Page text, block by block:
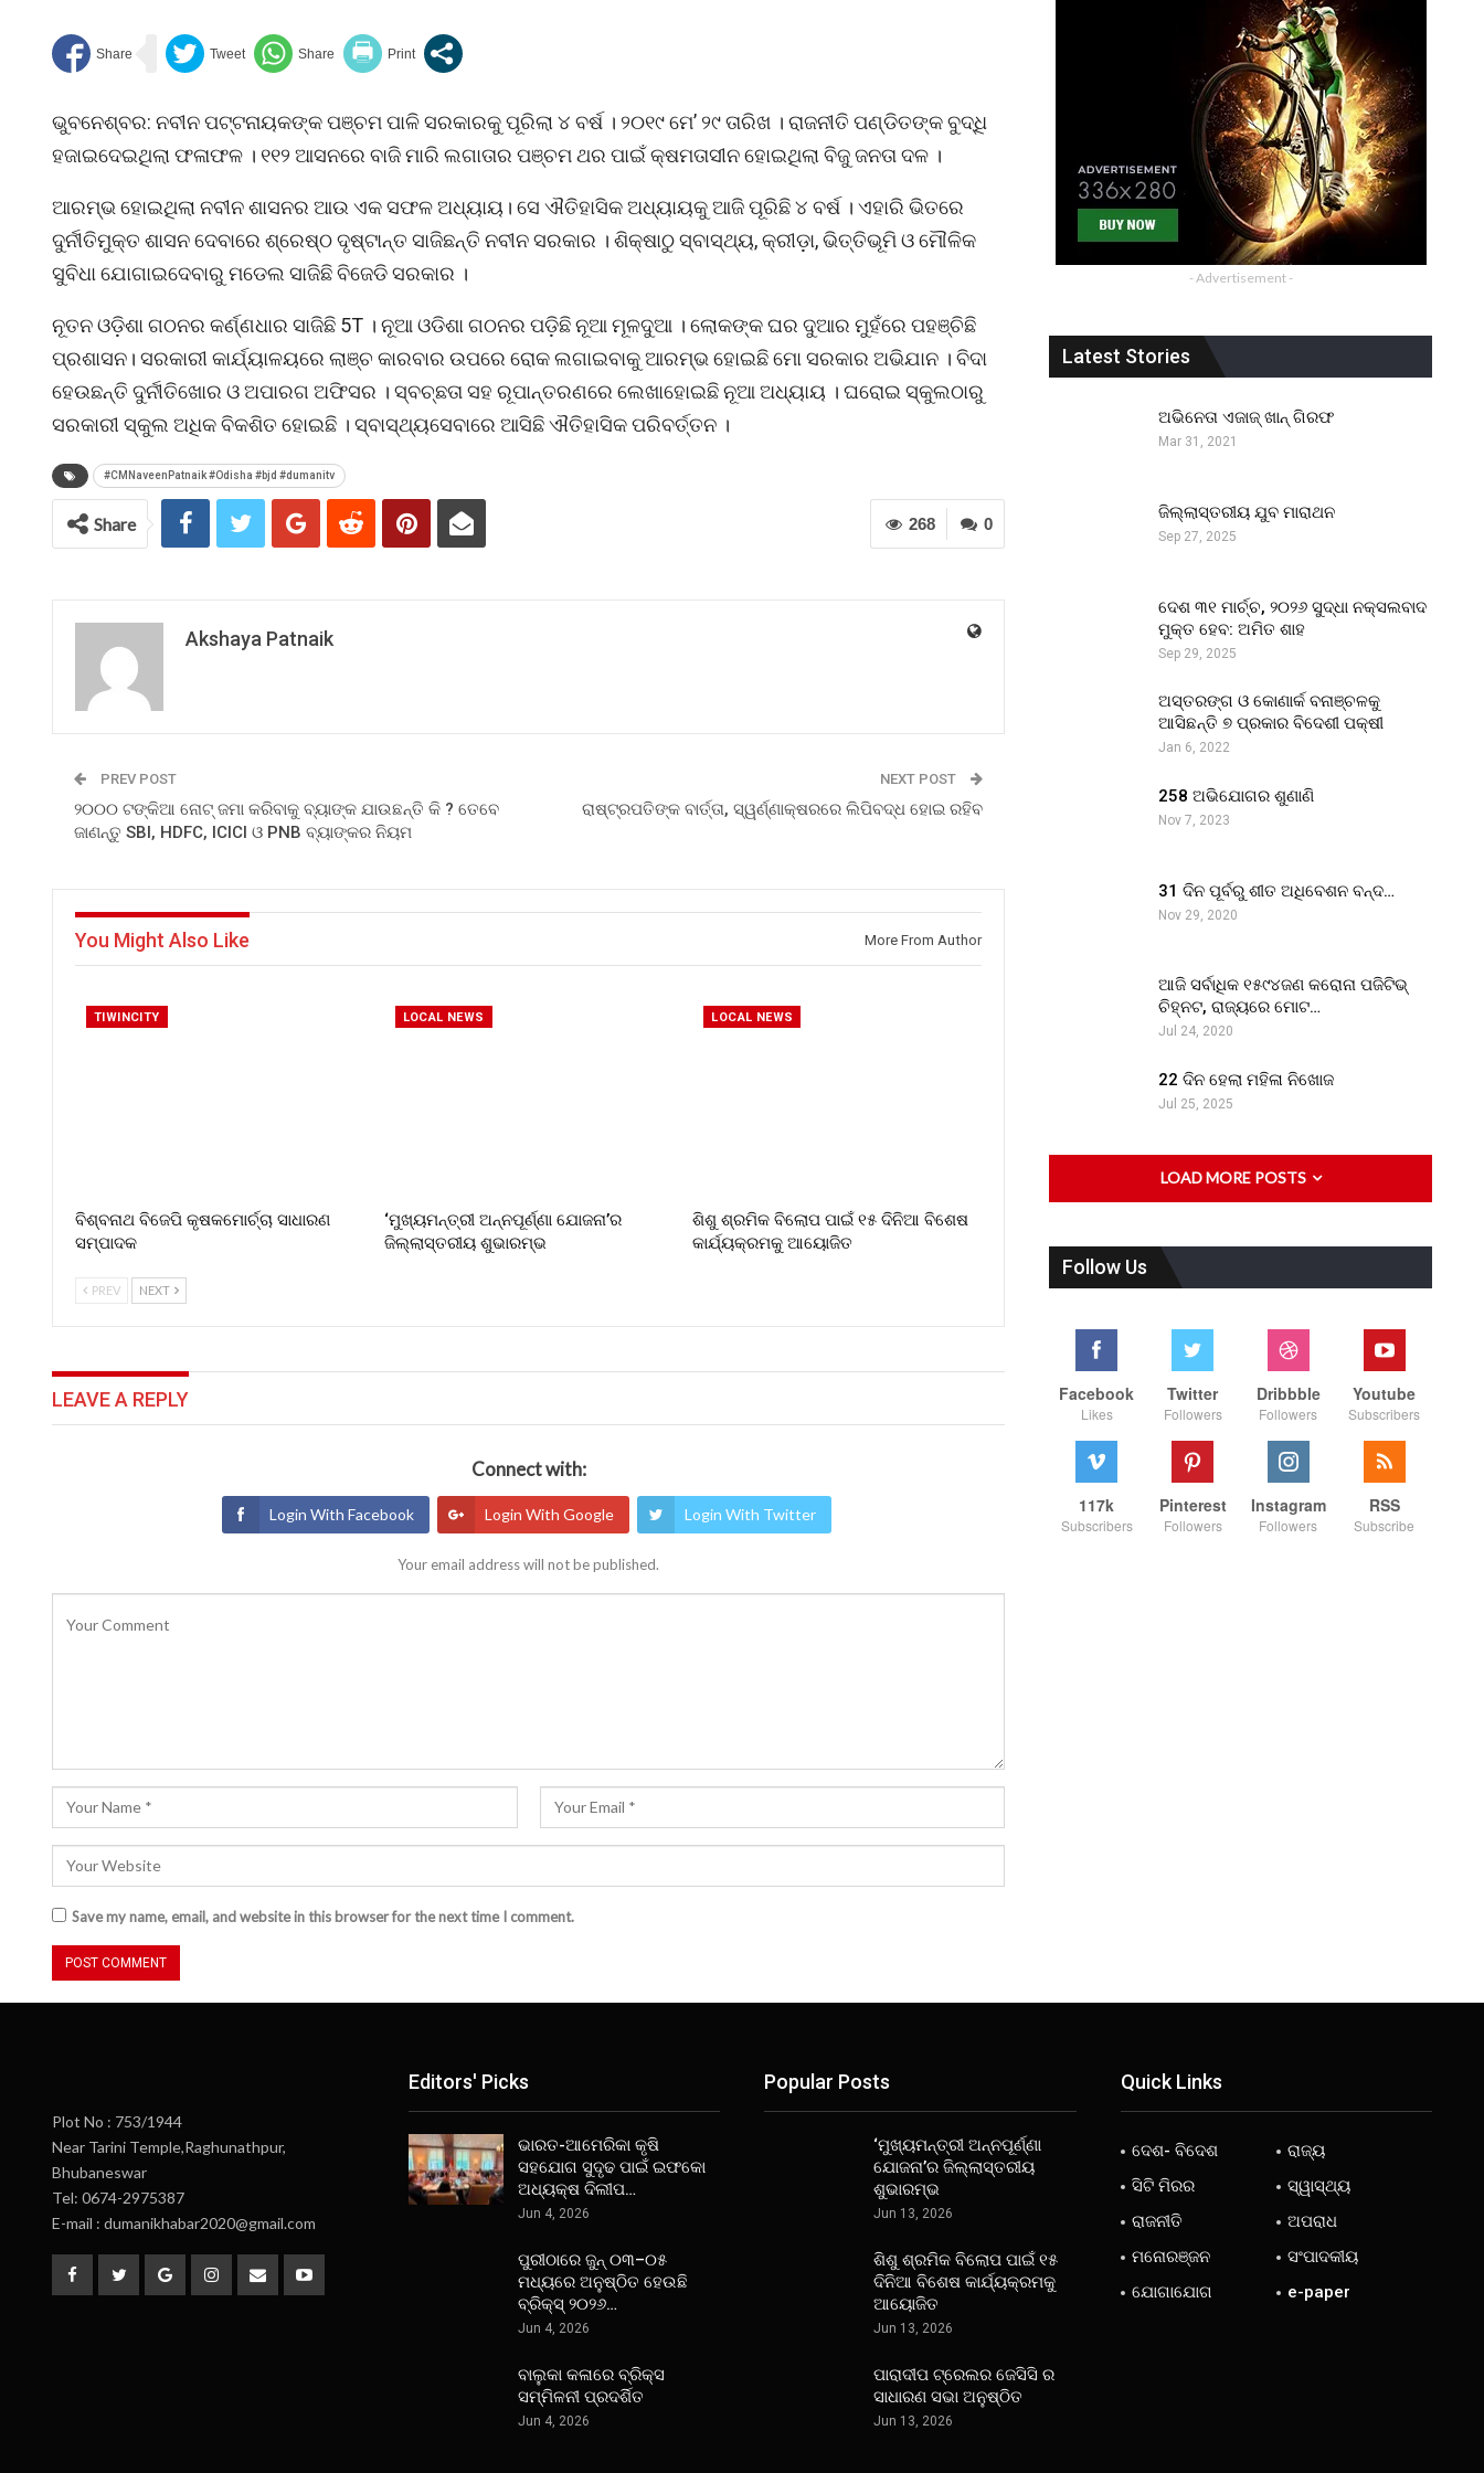
ଭୁବନେଶ୍ବର: ନବୀନ ପଟ୍ଟନାୟକଙ୍କ ପଞ୍ଚମ ପାଳି ସରକାରକୁ ପୂରିଲା ୪ ବର୍ଷ । ୨୦୧୯ ମେ’ ୨୯ ତାରିଖ । ରାଜନୀତି ପଣ୍ଡିତଙ୍କ ବୁଦ୍ଧି
ହଜାଇଦେଇଥିଲା ଫଳାଫଳ । ୧୧୨ ଆସନରେ ବାଜି ମାରି ଲଗାତାର ପଞ୍ଚମ ଥର ପାଇଁ କ୍ଷମତାସୀନ ହୋଇଥିଲା ବିଜୁ ଜନତା ଦଳ ।
ଆରମ୍ଭ ହୋଇଥିଲା ନବୀନ ଶାସନର ଆଉ ଏକ ସଫଳ ଅଧ୍ୟାୟ। ସେ ଐତିହାସିକ ଅଧ୍ୟାୟକୁ ଆଜି ପୂରିଛି ୪ ବର୍ଷ । ଏହାରି ଭିତରେ
ଦୁର୍ନୀତିମୁକ୍ତ ଶାସନ ଦେବାରେ ଶ୍ରେଷ୍ଠ ଦୃଷ୍ଟାନ୍ତ ସାଜିଛନ୍ତି ନବୀନ ସରକାର । ଶିକ୍ଷାଠୁ ସ୍ବାସ୍ଥ୍ୟ, କ୍ରୀଡ଼ା, ଭିତ୍ତିଭୂମି ଓ ମୌଳିକ
ସୁବିଧା ଯୋଗାଇଦେବାରୁ ମଡେଲ ସାଜିଛି ବିଜେଡି ସରକାର ।
ନୂତନ ଓଡ଼ିଶା ଗଠନର କର୍ଣ୍ଣଧାର ସାଜିଛି 5T । ନୂଆ ଓଡିଶା ଗଠନର ପଡ଼ିଛି ନୂଆ ମୂଳଦୁଆ । ଲୋକଙ୍କ ଘର ଦୁଆର ମୁହଁରେ ପହଞ୍ଚିଛି
ପ୍ରଶାସନ। ସରକାରୀ କାର୍ଯ୍ୟାଳୟରେ ଲାଞ୍ଚ କାରବାର ଉପରେ ରୋକ ଲଗାଇବାକୁ ଆରମ୍ଭ ହୋଇଛି ମୋ ସରକାର ଅଭିଯାନ । ବିଦା
ହେଉଛନ୍ତି ଦୁର୍ନୀତିଖୋର ଓ ଅପାରଗ ଅଫିସର । ସ୍ବଚ୍ଛତା ସହ ରୂପାନ୍ତରଣରେ ଲେଖାହୋଇଛି ନୂଆ ଅଧ୍ୟାୟ । ଘରୋଇ ସ୍କୁଲଠାରୁ
ସରକାରୀ ସ୍କୁଲ ଅଧିକ ବିକଶିତ ହୋଇଛି । ସ୍ବାସ୍ଥ୍ୟସେବାରେ ଆସିଛି ଐତିହାସିକ ପରିବର୍ତ୍ତନ ।
#CMNaveenPatnaik #Odisha #bjd #dumanitv
0
268
Share
Akshaya Patnaik
PREV POST
୨୦୦୦ ଟଙ୍କିଆ ନୋଟ୍ ଜମା କରିବାକୁ ବ୍ୟାଙ୍କ ଯାଉଛନ୍ତି କି ? ତେବେ
ଜାଣନ୍ତୁ SBI, HDFC, ICICI ଓ PNB ବ୍ୟାଙ୍କର ନିୟମ
NEXT POST
ରାଷ୍ଟ୍ରପତିଙ୍କ ବାର୍ତ୍ତା, ସ୍ୱର୍ଣ୍ଣାକ୍ଷରରେ ଲିପିବଦ୍ଧ ହୋଇ ରହିବ
You Might Also Like More From Author
TIWINCITY
ବିଶ୍ବନାଥ ବିଜେପି କୃଷକମୋର୍ଚ୍ଚା ସାଧାରଣ
ସମ୍ପାଦକ
LOCAL NEWS
‘ମୁଖ୍ୟମନ୍ତ୍ରୀ ଅନ୍ନପୂର୍ଣ୍ଣା ଯୋଜନା’ର
ଜିଲ୍ଲାସ୍ତରୀୟ ଶୁଭାରମ୍ଭ
LOCAL NEWS
ଶିଶୁ ଶ୍ରମିକ ବିଲୋପ ପାଇଁ ୧୫ ଦିନିଆ ବିଶେଷ
କାର୍ଯ୍ୟକ୍ରମକୁ ଆୟୋଜିତ
PREV NEXT
LEAVE A REPLY
Connect with:
Login With Facebook Login With Google Login With Twitter
Your email address will not be published.
Save my name, email, and website in this browser for the next time I comment.
- Advertisement -
Latest Stories
ଅଭିନେତା ଏଜାଜ୍ ଖାନ୍ ଗିରଫ
Mar 31, 2021
ଜିଲ୍ଲାସ୍ତରୀୟ ଯୁବ ମାରାଥନ
Sep 27, 2025
ଦେଶ ୩୧ ମାର୍ଚ୍ଚ, ୨୦୨୬ ସୁଦ୍ଧା ନକ୍ସଲବାଦ
ମୁକ୍ତ ହେବ: ଅମିତ ଶାହ
Sep 29, 2025
ଅସ୍ତରଙ୍ଗ ଓ କୋଣାର୍କ ବନାଞ୍ଚଳକୁ
ଆସିଛନ୍ତି ୭ ପ୍ରକାର ବିଦେଶୀ ପକ୍ଷୀ
Jan 6, 2022
258 ଅଭିଯୋଗର ଶୁଣାଣି
Nov 7, 2023
31 ଦିନ ପୂର୍ବରୁ ଶୀତ ଅଧିବେଶନ ବନ୍ଦ…
Nov 29, 2020
ଆଜି ସର୍ବାଧିକ ୧୫୯୪ଜଣ କରୋନା ପଜିଟିଭ୍
ଚିହ୍ନଟ, ରାଜ୍ୟରେ ମୋଟ…
Jul 24, 2020
22 ଦିନ ହେଲା ମହିଳା ନିଖୋଜ
Jul 25, 2025
LOAD MORE POSTS
Follow Us
Facebook
Likes
Twitter
Followers
Dribbble
Followers
Youtube
Subscribers
117k
Subscribers
Pinterest
Followers
Instagram
Followers
RSS
Subscribe
Plot No : 753/1944
Near Tarini Temple,Raghunathpur,
Bhubaneswar
Tel: 0674-2975387
E-mail : dumanikhabar2020@gmail.com
Editors' Picks
ଭାରତ-ଆମେରିକା କୃଷି
ସହଯୋଗ ସୁଦୃଢ ପାଇଁ ଇଫକୋ
ଅଧ୍ୟକ୍ଷ ଦିଲୀପ…
Jun 4, 2026
ପୁରୀଠାରେ ଜୁନ୍ ୦୩–୦୫
ମଧ୍ୟରେ ଅନୁଷ୍ଠିତ ହେଉଛି
ବ୍ରିକ୍ସ୍ ୨୦୨୬…
Jun 4, 2026
ବାଲୁକା କଳାରେ ବ୍ରିକ୍ସ
ସମ୍ମିଳନୀ ପ୍ରଦର୍ଶିତ
Jun 4, 2026
Popular Posts
‘ମୁଖ୍ୟମନ୍ତ୍ରୀ ଅନ୍ନପୂର୍ଣ୍ଣା
ଯୋଜନା’ର ଜିଲ୍ଲାସ୍ତରୀୟ
ଶୁଭାରମ୍ଭ
Jun 13, 2026
ଶିଶୁ ଶ୍ରମିକ ବିଲୋପ ପାଇଁ ୧୫
ଦିନିଆ ବିଶେଷ କାର୍ଯ୍ୟକ୍ରମକୁ
ଆୟୋଜିତ
Jun 13, 2026
ପାରାଦୀପ ଟ୍ରେଲର ଜେସିସି ର
ସାଧାରଣ ସଭା ଅନୁଷ୍ଠିତ
Jun 13, 2026
Quick Links
ଦେଶ- ବିଦେଶ
ରାଜ୍ୟ
ସିଟି ମିରର
ସ୍ୱାସ୍ଥ୍ୟ
ରାଜନୀତି
ଅପରାଧ
ମନୋରଞ୍ଜନ
ସଂପାଦକୀୟ
ଯୋଗାଯୋଗ
e-paper